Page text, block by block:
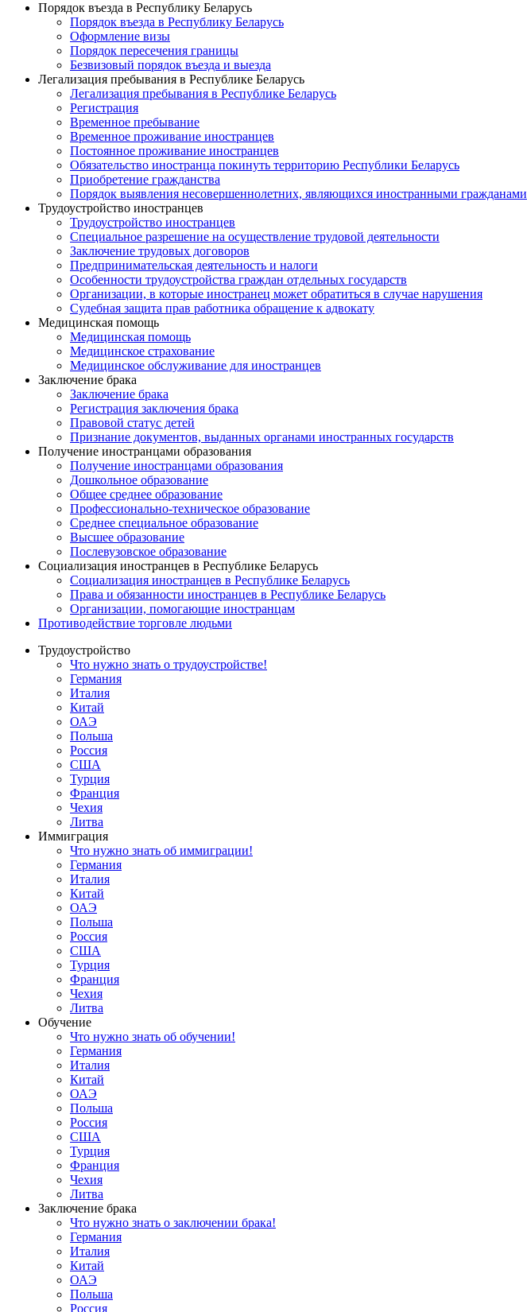
Порядок въезда в Республику Беларусь
Порядок въезда в Республику Беларусь
Оформление визы
Порядок пересечения границы
Безвизовый порядок въезда и выезда
Легализация пребывания в Республике Беларусь
Легализация пребывания в Республике Беларусь
Регистрация
Временное пребывание
Временное проживание иностранцев
Постоянное проживание иностранцев
Обязательство иностранца покинуть территорию Республики Беларусь
Приобретение гражданства
Порядок выявления несовершеннолетних, являющихся иностранными гражданами
Трудоустройство иностранцев
Трудоустройство иностранцев
Специальное разрешение на осуществление трудовой деятельности
Заключение трудовых договоров
Предпринимательская деятельность и налоги
Особенности трудоустройства граждан отдельных государств
Организации, в которые иностранец может обратиться в случае нарушения
Судебная защита прав работника обращение к адвокату
Медицинская помощь
Медицинская помощь
Медицинское страхование
Медицинское обслуживание для иностранцев
Заключение брака
Заключение брака
Регистрация заключения брака
Правовой статус детей
Признание документов, выданных органами иностранных государств
Получение иностранцами образования
Получение иностранцами образования
Дошкольное образование
Общее среднее образование
Профессионально-техническое образование
Среднее специальное образование
Высшее образование
Послевузовское образование
Социализация иностранцев в Республике Беларусь
Социализация иностранцев в Республике Беларусь
Права и обязанности иностранцев в Республике Беларусь
Oрганизации, помогающие иностранцам
Противодействие торговле людьми
Трудоустройство
Что нужно знать о трудоустройстве!
Германия
Италия
Китай
ОАЭ
Польша
Россия
США
Турция
Франция
Чехия
Литва
Иммиграция
Что нужно знать об иммиграции!
Германия
Италия
Китай
ОАЭ
Польша
Россия
США
Турция
Франция
Чехия
Литва
Обучение
Что нужно знать об обучении!
Германия
Италия
Китай
ОАЭ
Польша
Россия
США
Турция
Франция
Чехия
Литва
Заключение брака
Что нужно знать о заключении брака!
Германия
Италия
Китай
ОАЭ
Польша
Россия